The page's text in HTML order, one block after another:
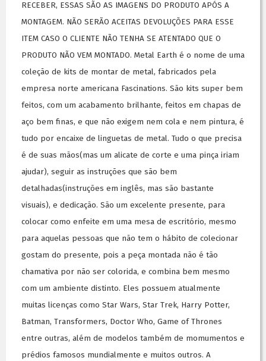
RECEBER, ESSAS SÃO AS IMAGENS DO PRODUTO APÓS A
MONTAGEM. NÃO SERÃO ACEITAS DEVOLUÇÕES PARA ESSE
ITEM CASO O CLIENTE NÃO TENHA SE ATENTADO QUE O
PRODUTO NÃO VEM MONTADO. Metal Earth é o nome de uma
coleção de kits de montar de metal, fabricados pela
empresa norte americana Fascinations. São kits super bem
feitos, com um acabamento brilhante, feitos em chapas de
aço bem finas, e que não exigem nem cola e nem pintura, é
tudo por encaixe de linguetas de metal. Tudo o que precisa
é de suas mãos(mas um alicate de corte e uma pinça iriam
ajudar), seguir as instruções que são bem
detalhadas(instruções em inglês, mas são bastante
visuais), e dedicação. São um excelente presente, para
colocar como enfeite em uma mesa de escritório, mesmo
para aquelas pessoas que não tem o hábito de colecionar
gostam do presente, pois a peça montada não é tão
chamativa por não ser colorida, e combina bem mesmo
com um ambiente distinto. Eles possuem atualmente
muitas licenças como Star Wars, Star Trek, Harry Potter,
Batman, Transformers, Doctor Who, Game of Thrones
entre outras, além de modelos também de momumentos e
prédios famosos mundialmente e muitos outros. A